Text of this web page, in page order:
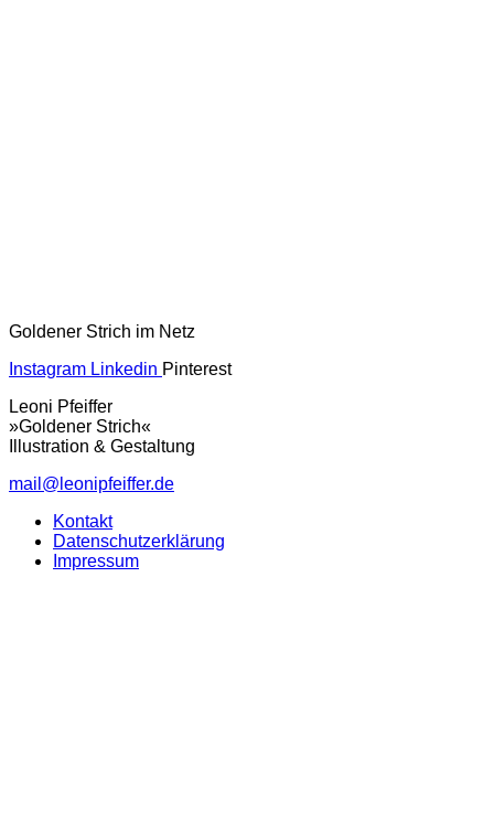
Goldener Strich im Netz
Instagram Linkedin Pinterest
Leoni Pfeiffer
»Goldener Strich«
Illustration & Gestaltung
mail@leonipfeiffer.de
Kontakt
Datenschutzerklärung
Impressum